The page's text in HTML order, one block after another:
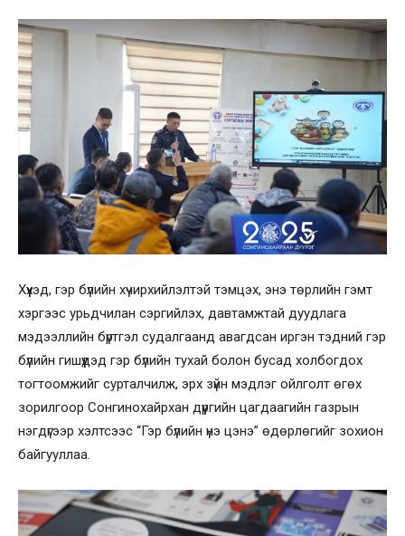
Хүүхэд, гэр бүлийн хүчирхийлэлтэй тэмцэх, энэ төрлийн гэмт
хэргээс урьдчилан сэргийлэх, давтамжтай дуудлага
мэдээллийн бүртгэл судалгаанд авагдсан иргэн тэдний гэр
бүлийн гишүүдэд гэр бүлийн тухай болон бусад холбогдох
тогтоомжийг сурталчилж, эрх зүйн мэдлэг ойлголт өгөх
зорилгоор Сонгинохайрхан дүүргийн цагдаагийн газрын
нэгдүгээр хэлтсээс “Гэр бүлийн үнэ цэнэ” өдөрлөгийг зохион
байгууллаа.